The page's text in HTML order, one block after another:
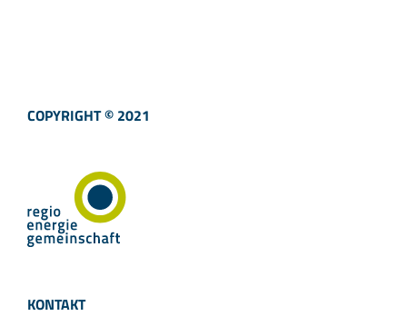
COPYRIGHT © 2021
KONTAKT